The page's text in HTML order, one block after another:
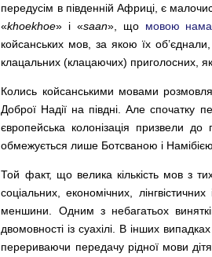
передусім в південній Африці, є
«khoekhoe» і «saan», що мовою нама
койсанських мов, за якою їх
клацальних (клацаючих) приголосних,
Колись койсанськими мовами
Доброї Надії на півдні. Але спочатку
європейська колонізація призвели
обмежується лише Ботсваною і Намібією.
Той факт, що велика кількість мов з
соціальних, економічних,
меншини. Одним з небагатьох
двомовності із суахілі. В інших
перериваючи передачу рідної мови